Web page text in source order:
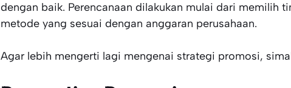
dengan baik. Perencanaan dilakukan mulai dari memilih
metode yang sesuai dengan anggaran perusahaan.
Agar lebih mengerti lagi mengenai strategi promosi,